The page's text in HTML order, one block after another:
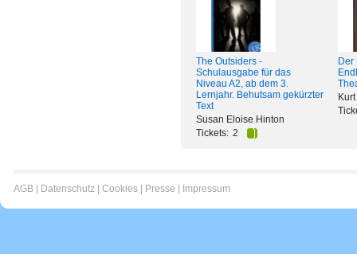
The Outsiders -
Schulausgabe für das
Niveau A2, ab dem 3.
Lernjahr. Behutsam gekürzter
Text
Susan Eloise Hinton
Tickets: 2
Der
AGB Datenschutz Cookies Presse Impressum